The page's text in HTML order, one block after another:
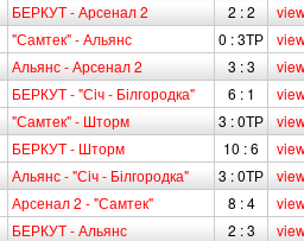
БЕРКУТ - Арсенал 2 2 : 2
"Самтек" - Альянс 0 : 3ТР
Альянс - Арсенал 2 3 : 3
БЕРКУТ - "Сiч - Білгородка" 6 : 1
"Самтек" - Шторм 3 : 0ТР
БЕРКУТ - Шторм 10 : 6
Альянс - "Сiч - Білгородка" 3 : 0ТР
Арсенал 2 - "Самтек" 8 : 4
БЕРКУТ - Альянс 2 : 3